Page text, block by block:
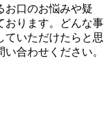
お口のお悩みや疑
おります。どんな事
ていただけたらと思
合わせください。